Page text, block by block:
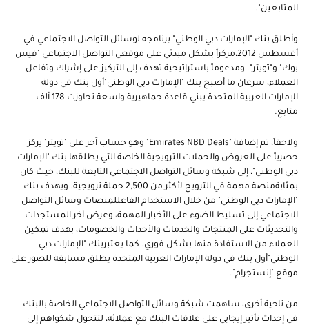
المتابعين".
وأطلق بنك "الإمارات دبي الوطني" برنامجه لوسائل التواصل الاجتماعي في
أغسطس 2012،مركزاً بشكل مبدئي على موقعي التواصل الاجتماعي "فيس
بوك" و"تويتر". ومدعوماً باستراتيجية تهدف إلى التركيز على إشراك وتفاعل
العملاء، سرعان ما أصبح بنك "الإمارات دبي الوطني"أول بنك في دولة
الإمارات العربية المتحدة يبني قاعدة جماهيرية واسعة تجاوزت 178 ألف
متابع.
ولاحقاً، تم إضافة "Emirates NBD Deals" وهو حساب آخر على "تويتر" يركز
حصرياً على العروض والحملات الترويجية الخاصة التي يطلقها بنك "الإمارات
دبي الوطني"، إلى شبكة وسائل التواصل الاجتماعي التابعة للبنك، حيث كان
بمثابةمنصة مهمة في الترويج لأكثر من 2,500 حملة ترويجية. ويهدف بنك
"الإمارات دبي الوطني" من خلال الاستخدام الفاعللمنصات وسائل التواصل
الاجتماعي إلى تسليط الضوء على الأخبار المهمة، وعرض آخر المستجدات
والتحديثات على المنتجات والخدمات والأحداث والخصومات، بهدف تمكين
العملاء من الاستفادة منها بشكل فوري. كما يعتبربنك "الإمارات دبي
الوطني"أول بنك في دولة الإمارات العربية المتحدة يطلق مسابقة للصور على
موقع "إنستجرام".
من ناحية أخرى، ساهمت شبكة وسائل التواصل الاجتماعي الخاصة بالبنك
في إحداث تأثير إيجابي على علاقات البنك مع عملائه، لتتحول شكواهم إلى